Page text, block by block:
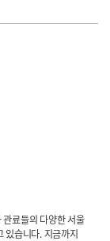
료들의 다양한 서울
있습니다. 지금까지